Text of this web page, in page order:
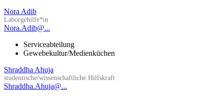
Nora Adib
Laborgehilfe*in
Nora.Adib@...
Serviceabteilung
Gewebekultur/Medienküchen
Shraddha Ahuja
studentische/wissenschaftliche Hilfskraft
Shraddha.Ahuja@...